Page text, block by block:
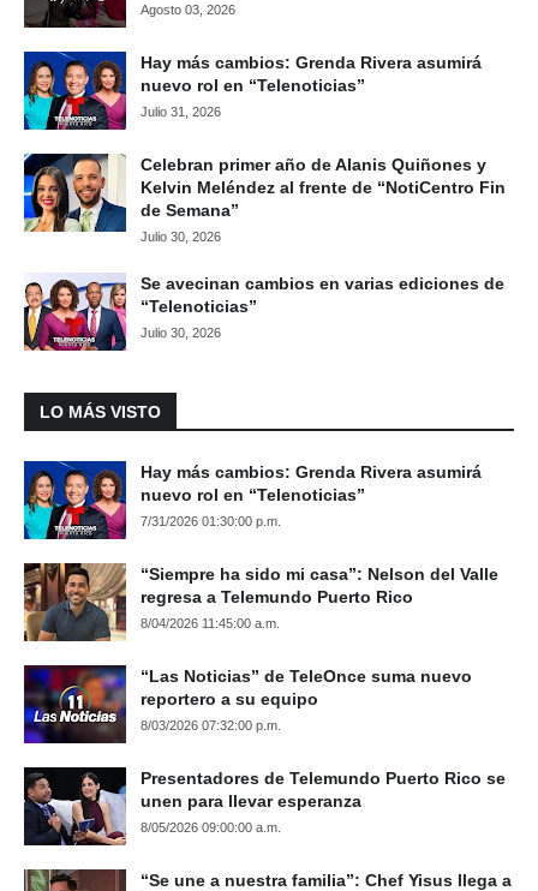
Agosto 03, 2026
Hay más cambios: Grenda Rivera asumirá
nuevo rol en “Telenoticias”
Julio 31, 2026
Celebran primer año de Alanis Quiñones y
Kelvin Meléndez al frente de “NotiCentro Fin
de Semana”
Julio 30, 2026
Se avecinan cambios en varias ediciones de
“Telenoticias”
Julio 30, 2026
LO MÁS VISTO
Hay más cambios: Grenda Rivera asumirá
nuevo rol en “Telenoticias”
7/31/2026 01:30:00 p.m.
“Siempre ha sido mi casa”: Nelson del Valle
regresa a Telemundo Puerto Rico
8/04/2026 11:45:00 a.m.
“Las Noticias” de TeleOnce suma nuevo
reportero a su equipo
8/03/2026 07:32:00 p.m.
Presentadores de Telemundo Puerto Rico se
unen para llevar esperanza
8/05/2026 09:00:00 a.m.
“Se une a nuestra familia”: Chef Yisus llega a